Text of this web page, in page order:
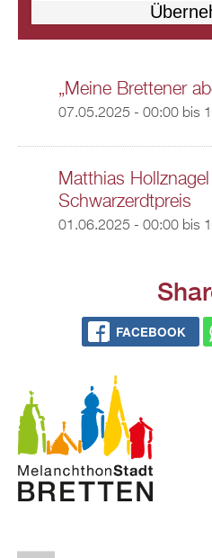
„Meine Brettener
07.05.2025 - 00:00bis
Matthias
Schwarzerdtpreis
01.06.2025 - 00:00bis
FACEBOOK